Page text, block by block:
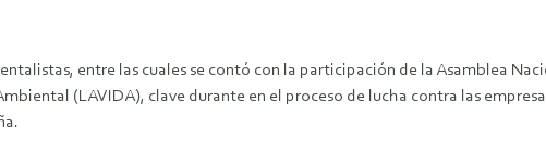
entre las cuales se contó con la participación de la Asamblea
(LAVIDA), clave durante en el proceso de lucha contra las